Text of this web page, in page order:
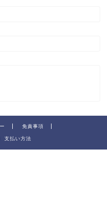
免責事項
払い方法